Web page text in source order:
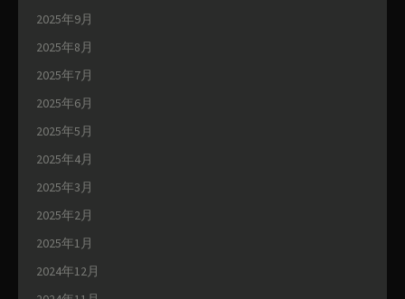
2025年9月
2025年8月
2025年7月
2025年6月
2025年5月
2025年4月
2025年3月
2025年2月
2025年1月
2024年12月